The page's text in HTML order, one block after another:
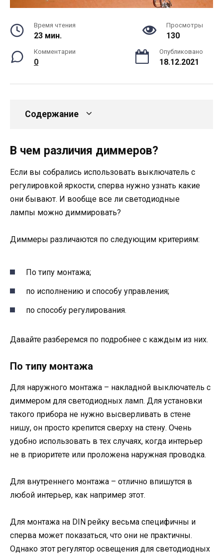
Время чтения
23 мин.
Просмотры
130
Комментарии
0
Опубликовано
18.12.2021
Содержание
В чем различия диммеров?
Если вы собрались использовать выключатель с
регулировкой яркости, сперва нужно узнать какие
они бывают. И вообще все ли светодиодные
лампы можно диммировать?
Диммеры различаются по следующим критериям:
По типу монтажа;
по исполнению и способу управления;
по способу регулирования.
Давайте разберемся по подробнее с каждым из них.
По типу монтажа
Для наружного монтажа – накладной выключатель с
диммером для светодиодных ламп. Для установки
такого прибора не нужно высверливать в стене
нишу, он просто крепится сверху на стену. Очень
удобно использовать в тех случаях, когда интерьер
не в приоритете или проложена наружная проводка.
Для внутреннего монтажа – отлично впишутся в
любой интерьер, как например этот.
Для монтажа на DIN рейку весьма специфичны и
сперва может показаться, что они не практичны.
Однако этот регулятор освещения для светодиодных